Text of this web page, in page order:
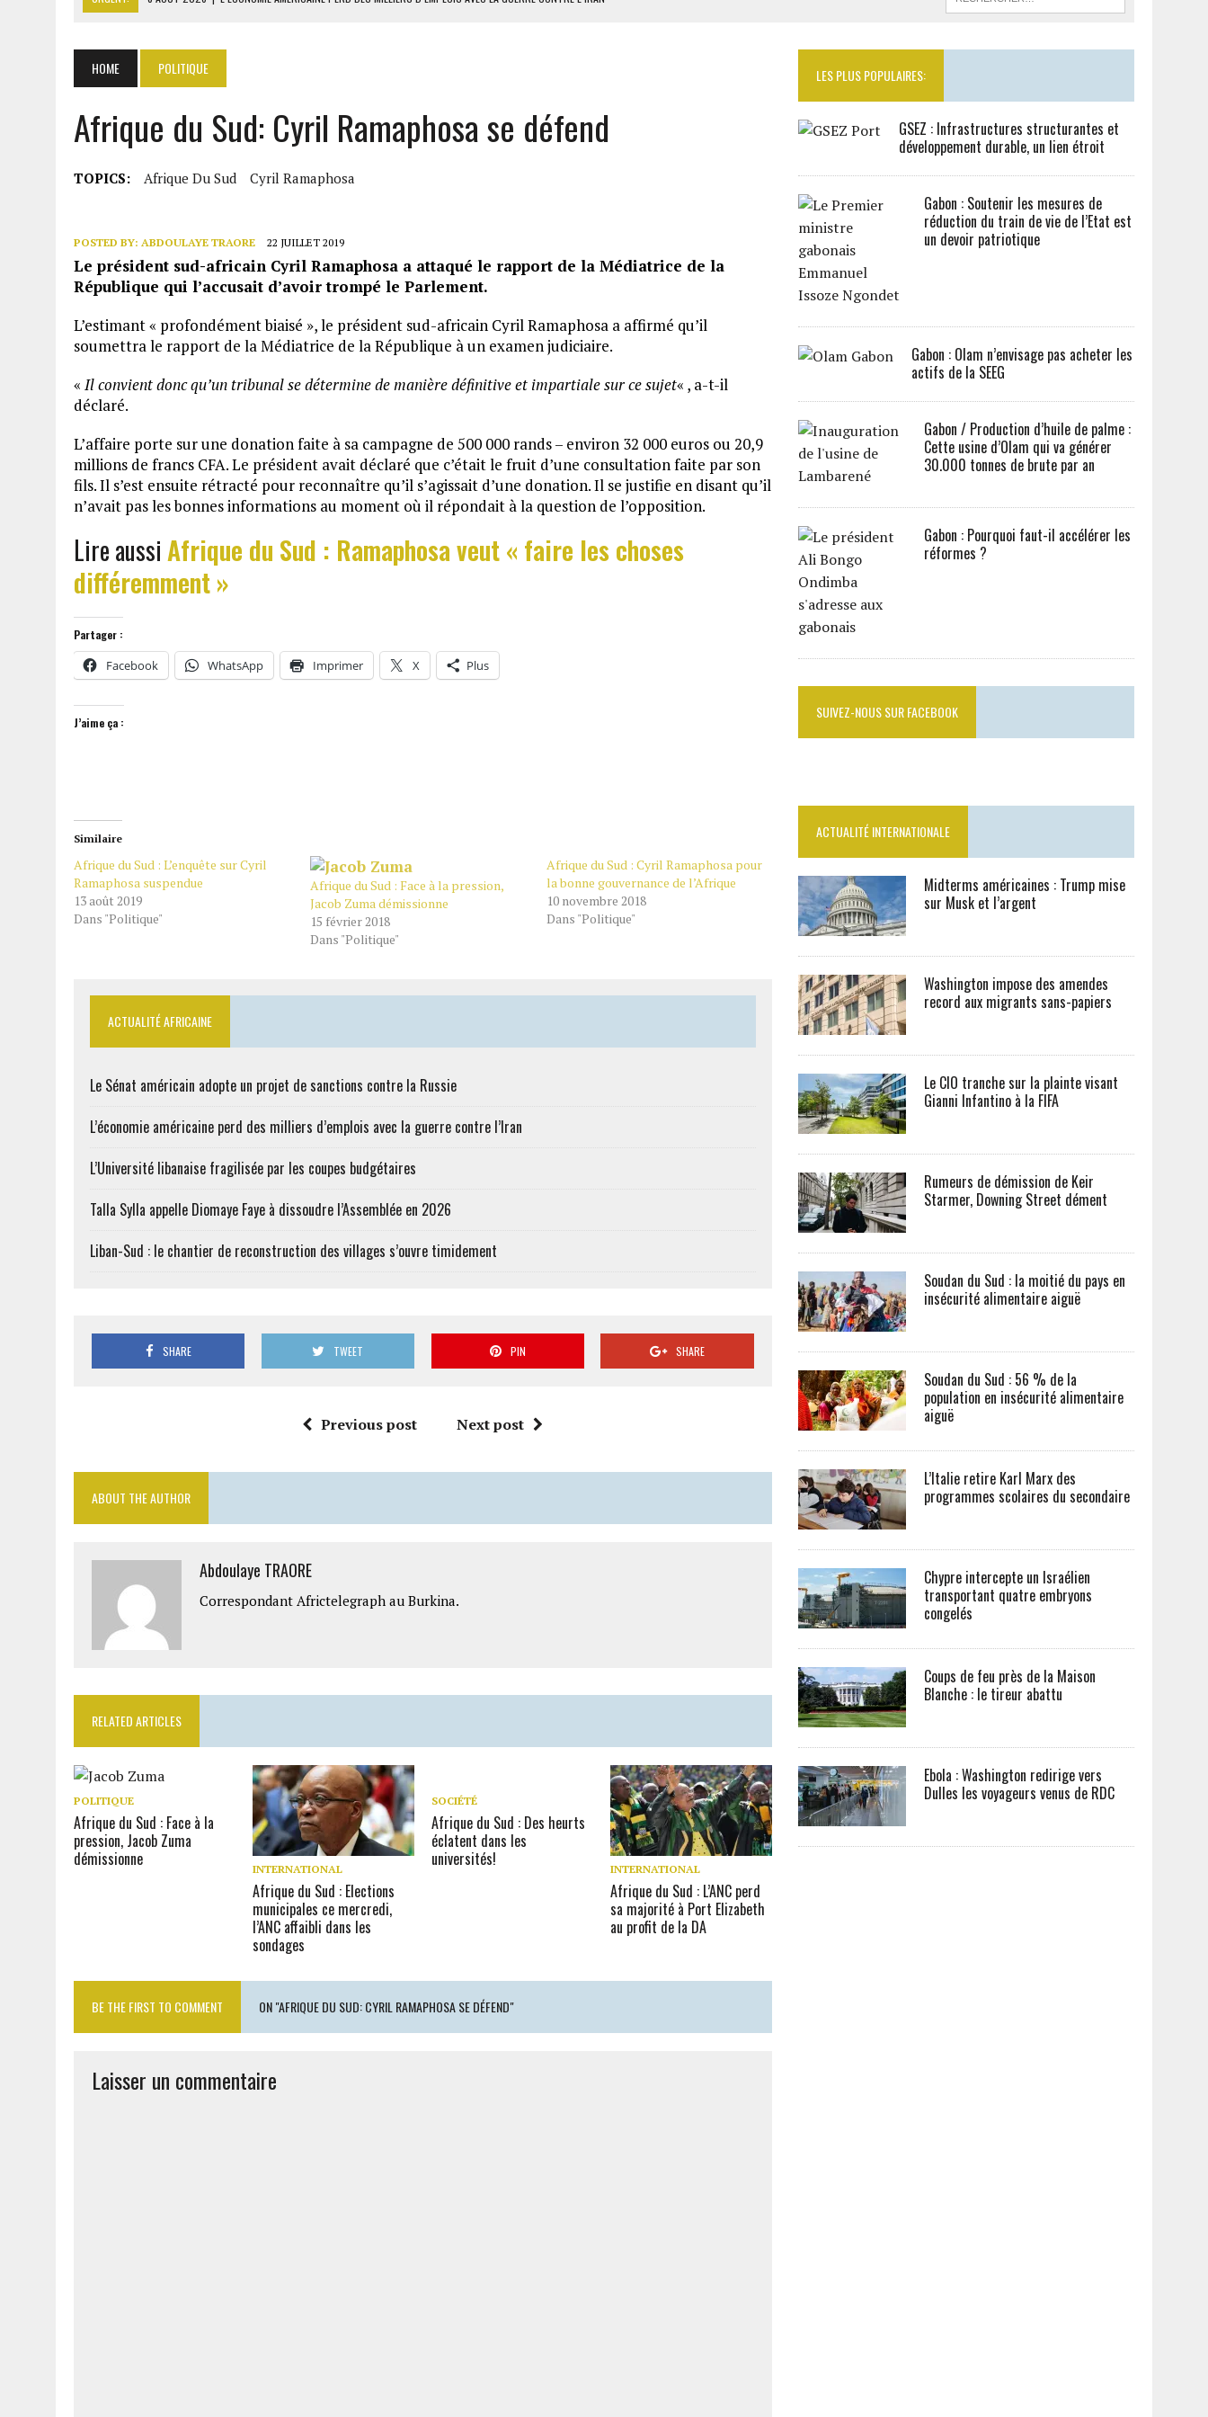
8 AOÛT 2026 | LIBAN-SUD : LE CHANTIER DE RECONSTRUCTION DES VILLAGES S’OUVRE TIMIDEMENT
8 AOÛT 2026
LE SÉNAT AMÉRICAIN ADOPTE UN PROJET DE SANCTIONS CONTRE LA RUSSIE
HOME POLITIQUE
Afrique du Sud: Cyril Ramaphosa se défend
TOPICS: Afrique Du Sud Cyril Ramaphosa
POSTED BY: ABDOULAYE TRAORE 22 JUILLET 2019
Le président sud-africain Cyril Ramaphosa a attaqué le rapport de la Médiatrice de la
République qui l’accusait d’avoir trompé le Parlement.
L’estimant « profondément biaisé », le président sud-africain Cyril Ramaphosa a affirmé qu’il
soumettra le rapport de la Médiatrice de la République à un examen judiciaire.
« Il convient donc qu’un tribunal se détermine de manière définitive et impartiale sur ce sujet« , a-t-il
déclaré.
L’affaire porte sur une donation faite à sa campagne de 500 000 rands – environ 32 000 euros ou 20,9
millions de francs CFA. Le président avait déclaré que c’était le fruit d’une consultation faite par son
fils. Il s’est ensuite rétracté pour reconnaître qu’il s’agissait d’une donation. Il se justifie en disant qu’il
n’avait pas les bonnes informations au moment où il répondait à la question de l’opposition.
Lire aussiAfrique du Sud : Ramaphosa veut « faire les choses
différemment »
Partager :
Facebook WhatsApp Imprimer X Plus
J’aime ça :
Similaire
Afrique du Sud : L’enquête sur Cyril
Ramaphosa suspendue
13 août 2019
Dans "Politique"
Afrique du Sud : Face à la pression,
Jacob Zuma démissionne
15 février 2018
Dans "Politique"
Afrique du Sud : Cyril Ramaphosa pour
la bonne gouvernance de l’Afrique
10 novembre 2018
Dans "Politique"
ACTUALITÉ AFRICAINE
Le Sénat américain adopte un projet de sanctions contre la Russie
L’économie américaine perd des milliers d’emplois avec la guerre contre l’Iran
L’Université libanaise fragilisée par les coupes budgétaires
Talla Sylla appelle Diomaye Faye à dissoudre l’Assemblée en 2026
Liban-Sud : le chantier de reconstruction des villages s’ouvre timidement
SHARE TWEET PIN SHARE
Previous post Next post
ABOUT THE AUTHOR
Abdoulaye TRAORE
Correspondant Africtelegraph au Burkina.
RELATED ARTICLES
POLITIQUE
Afrique du Sud : Face à la
pression, Jacob Zuma
démissionne
INTERNATIONAL
Afrique du Sud : Elections
municipales ce mercredi,
l’ANC affaibli dans les
sondages
SOCIÉTÉ
Afrique du Sud : Des heurts
éclatent dans les
universités!
INTERNATIONAL
Afrique du Sud : L’ANC perd
sa majorité à Port Elizabeth
au profit de la DA
BE THE FIRST TO COMMENT ON "AFRIQUE DU SUD: CYRIL RAMAPHOSA SE DÉFEND"
Laisser un commentaire
LES PLUS POPULAIRES:
GSEZ : Infrastructures structurantes et
développement durable, un lien étroit
Gabon : Soutenir les mesures de
réduction du train de vie de l’Etat est
un devoir patriotique
Gabon : Olam n’envisage pas acheter les
actifs de la SEEG
Gabon / Production d’huile de palme :
Cette usine d’Olam qui va générer
30.000 tonnes de brute par an
Gabon : Pourquoi faut-il accélérer les
réformes ?
SUIVEZ-NOUS SUR FACEBOOK
ACTUALITÉ INTERNATIONALE
Midterms américaines : Trump mise
sur Musk et l’argent
Washington impose des amendes
record aux migrants sans-papiers
Le CIO tranche sur la plainte visant
Gianni Infantino à la FIFA
Rumeurs de démission de Keir
Starmer, Downing Street dément
Soudan du Sud : la moitié du pays en
insécurité alimentaire aiguë
Soudan du Sud : 56 % de la
population en insécurité alimentaire
aiguë
L’Italie retire Karl Marx des
programmes scolaires du secondaire
Chypre intercepte un Israélien
transportant quatre embryons
congelés
Coups de feu près de la Maison
Blanche : le tireur abattu
Ebola : Washington redirige vers
Dulles les voyageurs venus de RDC